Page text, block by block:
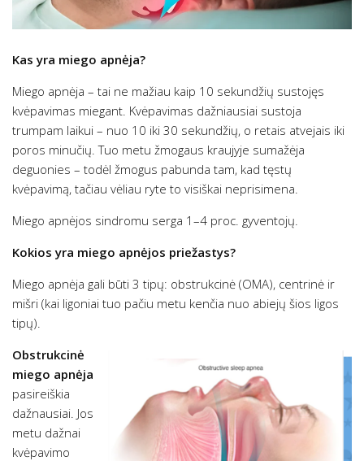
Kas yra miego apnėja?
Miego apnėja – tai ne mažiau kaip 10 sekundžių sustojęs
kvėpavimas miegant. Kvėpavimas dažniausiai sustoja
trumpam laikui – nuo 10 iki 30 sekundžių, o retais atvejais iki
poros minučių. Tuo metu žmogaus kraujyje sumažėja
deguonies – todėl žmogus pabunda tam, kad tęstų
kvėpavimą, tačiau vėliau ryte to visiškai neprisimena.
Miego apnėjos sindromu serga 1–4 proc. gyventojų.
Kokios yra miego apnėjos priežastys?
Miego apnėja gali būti 3 tipų: obstrukcinė (OMA), centrinė ir
mišri (kai ligoniai tuo pačiu metu kenčia nuo abiejų šios ligos
tipų).
Obstrukcinė
miego apnėja
pasireiškia
dažnausiai. Jos
metu dažnai
kvėpavimo